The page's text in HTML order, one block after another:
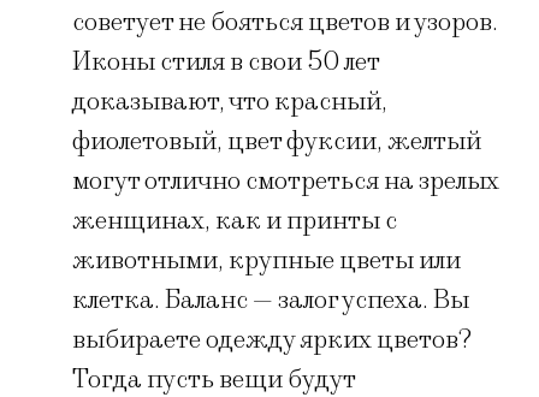
советует не бояться цветов и узоров.
Иконы стиля в свои 50 лет
доказывают, что красный,
фиолетовый, цвет фуксии, желтый
могут отлично смотреться на зрелых
женщинах, как и принты с
животными, крупные цветы или
клетка. Баланс — залог успеха. Вы
выбираете одежду ярких цветов?
Тогда пусть вещи будут